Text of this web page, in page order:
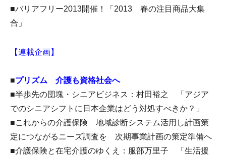
■バリアフリー2013開催！「2013 春の注目商品大集
合」
【連載企画】
■プリズム 介護も資格社会へ
■半歩先の団塊・シニアビジネス：村田裕之 「アジア
でのシニアシフトに日本企業はどう対処すべきか？」
■これからの介護保険 地域診断システム活用し計画策
定につながるニーズ調査を 次期事業計画の策定準備へ
■介護保険と在宅介護のゆくえ：服部万里子 「生活援